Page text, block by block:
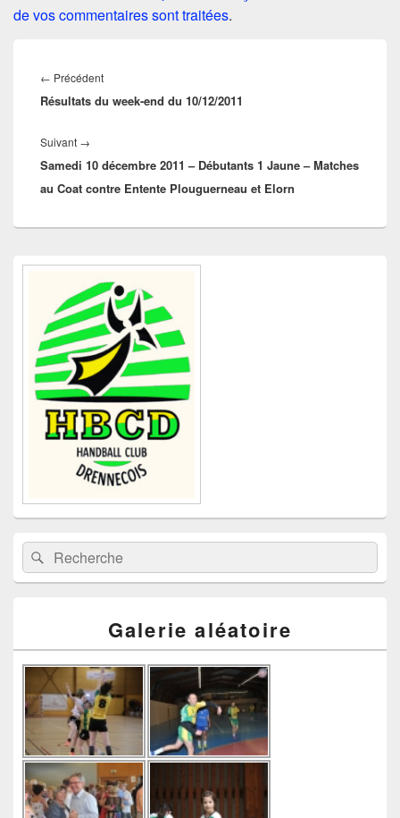
de vos commentaires sont traitées.
de
l’article
← PrécédentArticle
précédent :
Résultats du week-end du 10/12/2011
Suivant →
suivant :
Samedi 10 décembre 2011 – Débutants 1 Jaune – Matches
au Coat contre Entente Plouguerneau et Elorn
Zone
barre
latérale
Recherche :Rechercher
Galerie aléatoire